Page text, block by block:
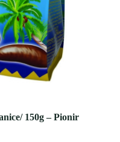
150g – Pionir